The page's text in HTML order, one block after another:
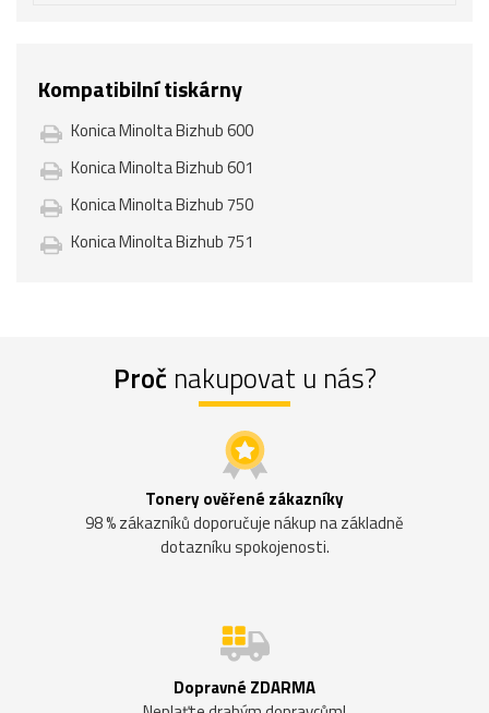
Kompatibilní tiskárny
Konica Minolta Bizhub 600
Konica Minolta Bizhub 601
Konica Minolta Bizhub 750
Konica Minolta Bizhub 751
Proč nakupovat u nás?
Tonery ověřené zákazníky
98 % zákazníků doporučuje nákup na základně
dotazníku spokojenosti.
Dopravné ZDARMA